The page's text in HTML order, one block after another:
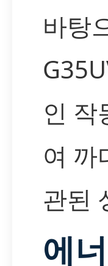
바탕
인 작
여 까
관된
에